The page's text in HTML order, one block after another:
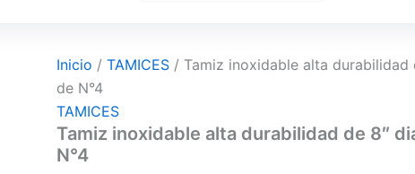
Inicio /TAMICES / Tamiz inoxidable alta durabilidad
de N°4
TAMICES
Tamiz inoxidable alta durabilidad de 8″
N°4
cantidad